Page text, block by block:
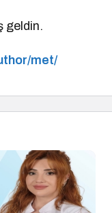
geldin.
met/